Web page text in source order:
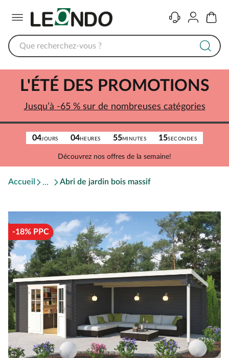
ContactComptePanier
04JOURS 04HEURES 55MINUTES 15SECONDES
Découvrez nos offres de la semaine!
L'ÉTÉ DES PROMOTIONS
Jusqu’à -65 % sur de nombreuses catégories
Accueil Abri de jardin bois massif
-18% PPC